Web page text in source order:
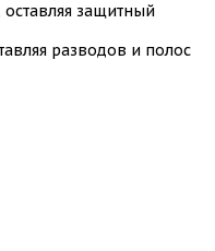
оставляя защитный
разводов и полос